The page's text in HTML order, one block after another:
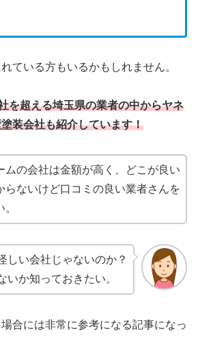
ている方もいるかもしれません。
を超える埼玉県の業者の中からヤネ
装会社も紹介しています！
ムの会社は金額が高く、どこが良い
らないけど口コミの良い業者さんを
しい会社じゃないのか？
いか知っておきたい。
合には非常に参考になる記事になっ